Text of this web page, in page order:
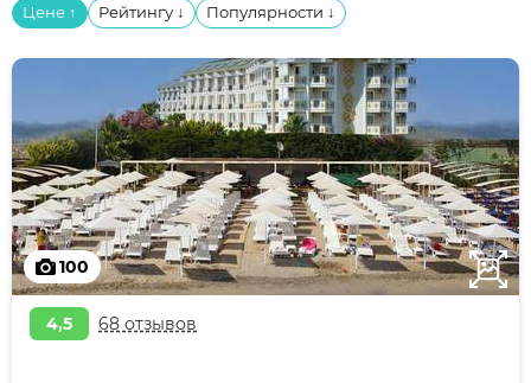
Цене ↑ Рейтингу ↓ Популярности ↓
100
4,5 68 отзывов